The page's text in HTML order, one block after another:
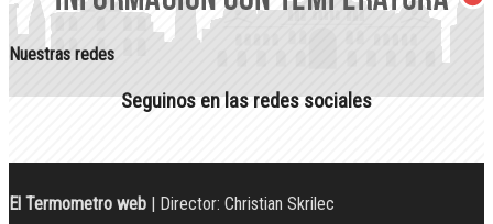
Nuestras redes
Seguinos en las redes sociales
El Termometro web | Director: Christian Skrilec